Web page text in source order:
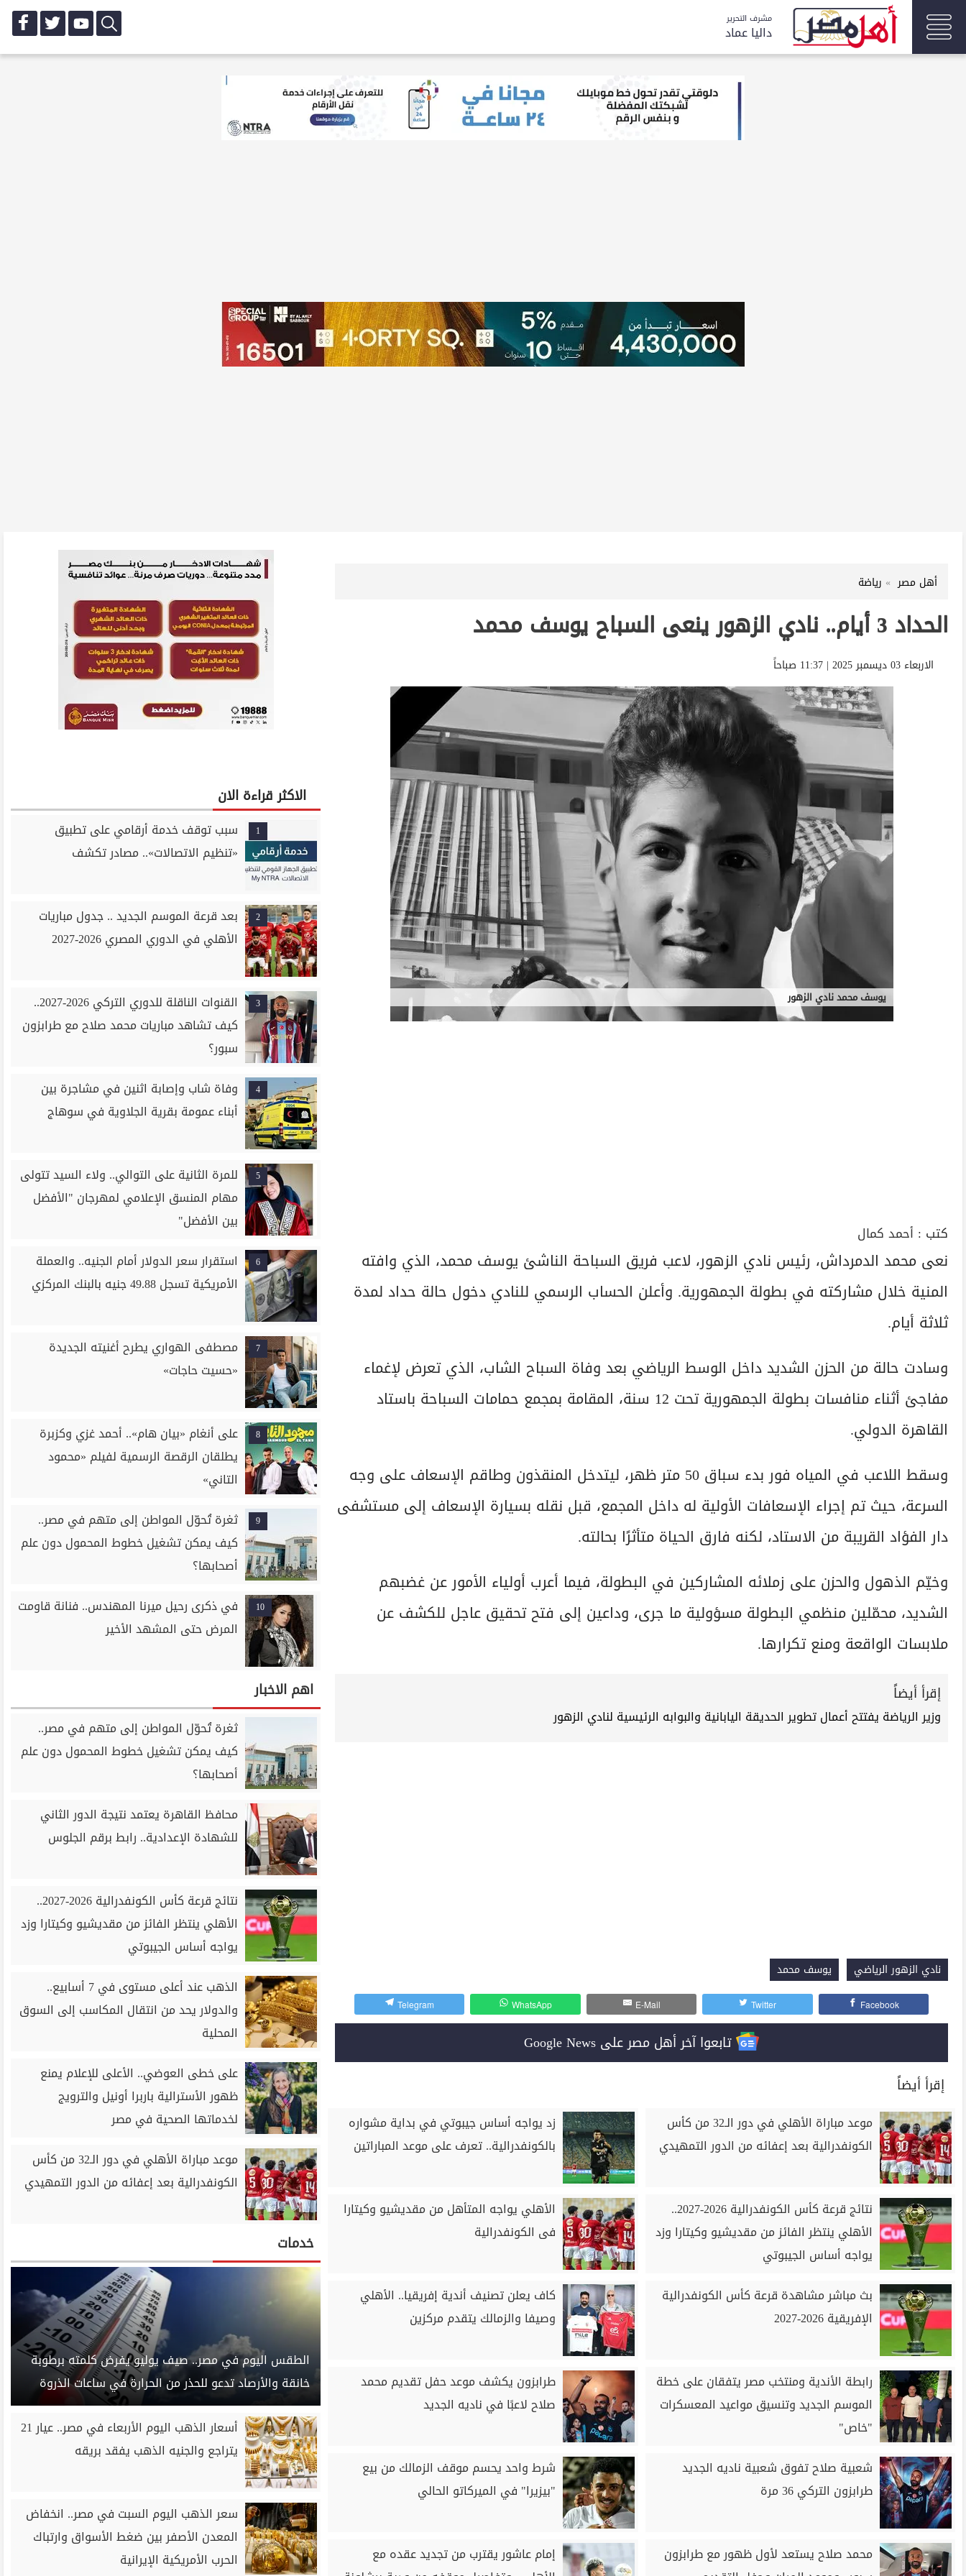
مشرف التحرير
داليا عماد
أهل مصر رياضة
الحداد 3 أيام.. نادي الزهور ينعى السباح يوسف محمد
الاربعاء 03 ديسمبر 2025 | 11:37 صباحاً
يوسف محمد نادي الزهور
كتب : أحمد كمال
نعى محمد الدمرداش، رئيس نادي الزهور، لاعب فريق السباحة الناشئ يوسف محمد، الذي وافته
المنية خلال مشاركته في بطولة الجمهورية. وأعلن الحساب الرسمي للنادي دخول حالة حداد لمدة
ثلاثة أيام.
وسادت حالة من الحزن الشديد داخل الوسط الرياضي بعد وفاة السباح الشاب، الذي تعرض لإغماء
مفاجئ أثناء منافسات بطولة الجمهورية تحت 12 سنة، المقامة بمجمع حمامات السباحة باستاد
القاهرة الدولي.
وسقط اللاعب في المياه فور بدء سباق 50 متر ظهر، ليتدخل المنقذون وطاقم الإسعاف على وجه
السرعة، حيث تم إجراء الإسعافات الأولية له داخل المجمع، قبل نقله بسيارة الإسعاف إلى مستشفى
دار الفؤاد القريبة من الاستاد، لكنه فارق الحياة متأثرًا بحالته.
وخيّم الذهول والحزن على زملائه المشاركين في البطولة، فيما أعرب أولياء الأمور عن غضبهم
الشديد، محمّلين منظمي البطولة مسؤولية ما جرى، وداعين إلى فتح تحقيق عاجل للكشف عن
ملابسات الواقعة ومنع تكرارها.
إقرأ أيضاً
وزير الرياضة يفتتح أعمال تطوير الحديقة اليابانية والبوابه الرئيسية لنادي الزهور
نادي الزهور الرياضي يوسف محمد
Facebook
Twitter
E-Mail
WhatsApp
Telegram
تابعوا آخر أهل مصر على Google News
إقرأ أيضاً
موعد مباراة الأهلي في دور الـ32 من كأس
الكونفدرالية بعد إعفائه من الدور التمهيدي
زد يواجه أساس جيبوتي في بداية مشواره
بالكونفدرالية.. تعرف على موعد المباراتين
نتائج قرعة كأس الكونفدرالية 2026-2027..
الأهلي ينتظر الفائز من مقديشيو وكيتارا وزد
يواجه أساس الجيبوتي
الأهلي يواجه المتأهل من مقديشيو وكيتارا
فى الكونفدرالية
بث مباشر مشاهدة قرعة كأس الكونفدرالية
الإفريقية 2026-2027
كاف يعلن تصنيف أندية إفريقيا.. الأهلي
وصيفا والزمالك يتقدم مركزين
رابطة الأندية ومنتخب مصر يتفقان على خطة
الموسم الجديد وتنسيق مواعيد المعسكرات
"خاص"
طرابزون يكشف موعد حفل تقديم محمد
صلاح لاعبًا في ناديه الجديد
شعبية صلاح تفوق شعبية ناديه الجديد
طرابزون التركي 36 مرة
شرط واحد يحسم موقف الزمالك من بيع
"بيزيرا" في الميركاتو الحالي
محمد صلاح يستعد لأول ظهور مع طرابزون
إمام عاشور يقترب من تجديد عقده مع
الاكثر قراءة الان
1
سبب توقف خدمة أرقامي على تطبيق
«تنظيم الاتصالات».. مصادر تكشف
2
بعد قرعة الموسم الجديد .. جدول مباريات
الأهلي في الدوري المصري 2026-2027
3
القنوات الناقلة للدوري التركي 2026-2027..
كيف تشاهد مباريات محمد صلاح مع طرابزون
سبور؟
4
وفاة شاب وإصابة اثنين في مشاجرة بين
أبناء عمومة بقرية الجلاوية في سوهاج
5
للمرة الثانية على التوالي.. ولاء السيد تتولى
مهام المنسق الإعلامي لمهرجان "الأفضل
بين الأفضل"
6
استقرار سعر الدولار أمام الجنيه.. والعملة
الأمريكية تسجل 49.88 جنيه بالبنك المركزي
7
مصطفى الهواري يطرح أغنيته الجديدة
«حسيت حاجات»
8
على أنغام «بيان هام».. أحمد غزي وكزبرة
يطلقان الرقصة الرسمية لفيلم «محمود
التاني»
9
ثغرة تُحوّل المواطن إلى متهم في مصر..
كيف يمكن تشغيل خطوط المحمول دون علم
أصحابها؟
10
في ذكرى رحيل ميرنا المهندس.. فنانة قاومت
المرض حتى المشهد الأخير
اهم الاخبار
ثغرة تُحوّل المواطن إلى متهم في مصر..
كيف يمكن تشغيل خطوط المحمول دون علم
أصحابها؟
محافظ القاهرة يعتمد نتيجة الدور الثاني
للشهادة الإعدادية.. رابط برقم الجلوس
نتائج قرعة كأس الكونفدرالية 2026-2027..
الأهلي ينتظر الفائز من مقديشيو وكيتارا وزد
يواجه أساس الجيبوتي
الذهب عند أعلى مستوى في 7 أسابيع..
والدولار يحد من انتقال المكاسب إلى السوق
المحلية
على خطى العوضي.. الأعلى للإعلام يمنع
ظهور الأسترالية باربرا أونيل والترويج
لخدماتها الصحية في مصر
موعد مباراة الأهلي في دور الـ32 من كأس
الكونفدرالية بعد إعفائه من الدور التمهيدي
خدمات
الطقس اليوم في مصر.. صيف يوليو يفرض كلمته برطوبة
خانقة والأرصاد تدعو للحذر من الحرارة في ساعات الذروة
أسعار الذهب اليوم الأربعاء في مصر.. عيار 21
يتراجع والجنيه الذهب يفقد بريقه
سعر الذهب اليوم السبت في مصر.. انخفاض
المعدن الأصفر بين ضغط الأسواق وارتباك
الحرب الأمريكية الإيرانية